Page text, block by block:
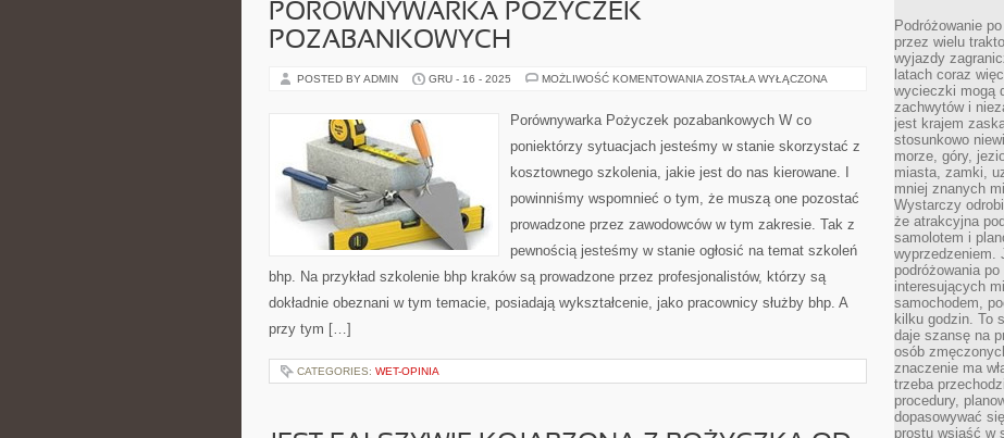
PORÓWNYWARKA POŻYCZEK
POZABANKOWYCH
POSTED BY ADMIN GRU - 16 - 2025 MOŻLIWOŚĆ KOMENTOWANIA PORÓWNYWARKA
ZOSTAŁA WYŁĄCZONA
Porównywarka Pożyczek pozabankowych W co
poniektórzy sytuacjach jesteśmy w stanie skorzystać z
kosztownego szkolenia, jakie jest do nas kierowane. I
powinniśmy wspomnieć o tym, że muszą one pozostać
prowadzone przez zawodowców w tym zakresie. Tak z
pewnością jesteśmy w stanie ogłosić na temat szkoleń
bhp. Na przykład szkolenie bhp kraków są prowadzone przez profesjonalistów, którzy są
dokładnie obeznani w tym temacie, posiadają wykształcenie, jako pracownicy służby bhp. A
przy tym […]
CATEGORIES: WET-OPINIA
Podróżowanie
przez wielu
wyjazdy
latach coraz
wycieczki mogą
zachwytów i
jest krajem
stosunkowo
morze, góry,
miasta, zamki,
mniej znanych
Wystarczy
że atrakcyjna
samolotem i
wyprzedzeniem.
podróżowania
interesujących
samochodem,
kilku godzin. To
daje szansę na
osób
znaczenie ma
trzeba
procedury,
dopasowywać
prostu wsiąść w